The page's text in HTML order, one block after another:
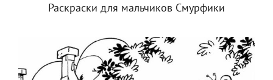
Раскраски для мальчиков Смурфики